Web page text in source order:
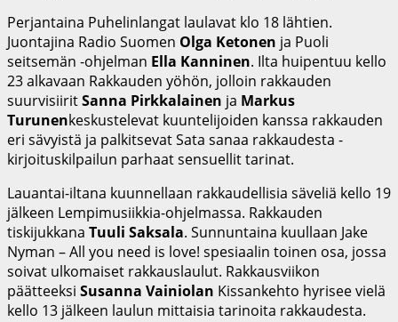
Perjantaina Puhelinlangat laulavat klo 18 lähtien.
Juontajina Radio Suomen Olga Ketonen ja Puoli
seitsemän -ohjelman Ella Kanninen. Ilta huipentuu kello
23 alkavaan Rakkauden yöhön, jolloin rakkauden
suurvisiiritSanna Pirkkalainen ja Markus
Turunenkeskustelevat kuuntelijoiden kanssa rakkauden
eri sävyistä ja palkitsevat Sata sanaa rakkaudesta -
kirjoituskilpailun parhaat sensuellit tarinat.
Lauantai-iltana kuunnellaan rakkaudellisia säveliä kello 19
jälkeen Lempimusiikkia-ohjelmassa. Rakkauden
tiskijukkana Tuuli Saksala. Sunnuntaina kuullaan Jake
Nyman – All you need is love! spesiaalin toinen osa, jossa
soivat ulkomaiset rakkauslaulut. Rakkausviikon
päätteeksi Susanna Vainiolan Kissankehto hyrisee vielä
kello 13 jälkeen laulun mittaisia tarinoita rakkaudesta.